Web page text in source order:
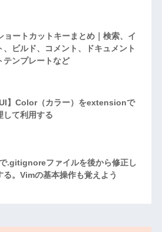
ョートカットキーまとめ｜検索、イ
、ビルド、コメント、ドキュメント
テンプレートなど
】Color（カラー）をextensionで
して利用する
.gitignoreファイルを後から修正し
る。Vimの基本操作も覚えよう